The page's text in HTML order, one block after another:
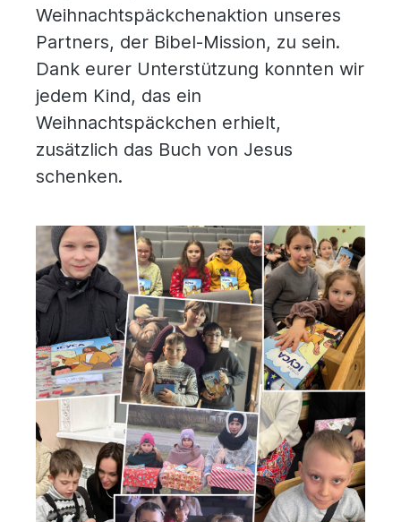
Weihnachtspäckchenaktion unseres
Partners, der Bibel-Mission, zu sein.
Dank eurer Unterstützung konnten wir
jedem Kind, das ein
Weihnachtspäckchen erhielt,
zusätzlich das Buch von Jesus
schenken.